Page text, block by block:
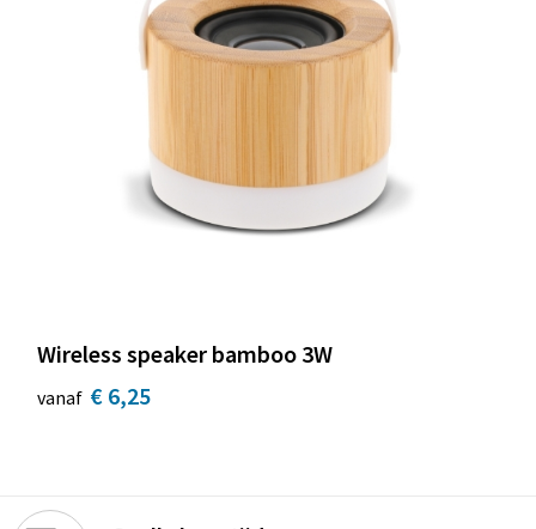
Wireless speaker bamboo 3W
vanaf € 6,25